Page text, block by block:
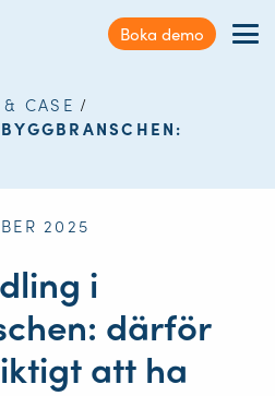
& Case
in
Boka demo
CASE /
2025
i
därför
att ha